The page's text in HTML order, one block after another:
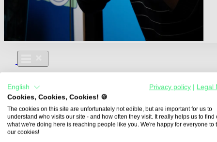
Aus- und Weiterbildungen
Für Lehre & Ausbildung
Media For You
Über Uns
English Privacy policy
Legal
Cookies, Cookies, Cookies! 🍪
The cookies on this site are unfortunately not edible, but are important for us to
understand who visits our site - and how often they visit. It really helps us to find
what we're doing here is reaching people like you. We're happy for everyone to
our cookies!